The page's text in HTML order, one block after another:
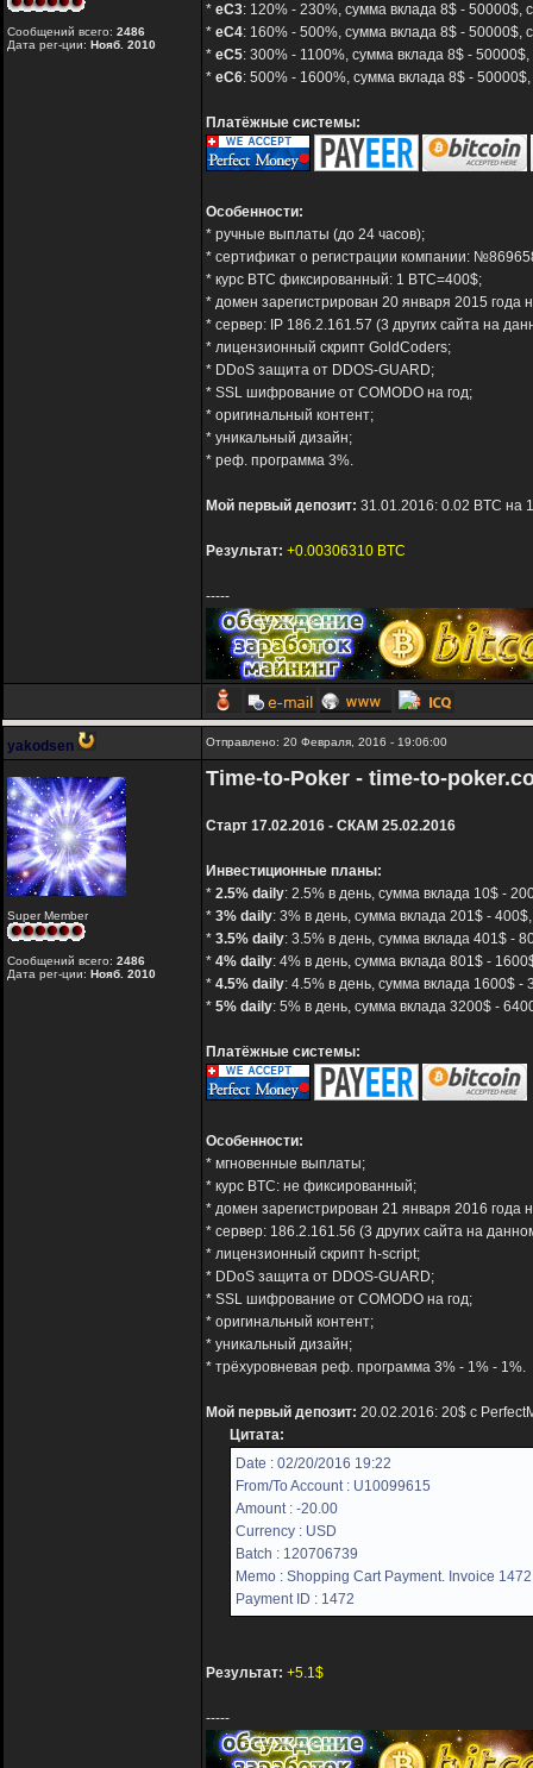
Сообщений всего: 2486
Дата рег-ции: Нояб. 2010
* eC3: 120% - 230%, сумма вклада 8$ - 50000$,
* eC4: 160% - 500%, сумма вклада 8$ - 50000$,
* eC5: 300% - 1100%, сумма вклада 8$ -
* eC6: 500% - 1600%, сумма вклада 8$ -
Платёжные системы:
Особенности:
* ручные выплаты (до 24 часов);
* сертификат о регистрации компании:
* курс BTC фиксированный: 1 BTC=400$;
* домен зарегистрирован 20 января 2015 года
* сервер: IP 186.2.161.57 (3 других сайта на
* лицензионный скрипт GoldCoders;
* DDoS защита от DDOS-GUARD;
* SSL шифрование от COMODO на год;
* оригинальный контент;
* уникальный дизайн;
* реф. программа 3%.
Мой первый депозит: 31.01.2016: 0.02 BTC на
Результат: +0.00306310 BTC
-----
yakodsen Отправлено: 20 Февраля, 2016 - 19:06:00
Super Member
Сообщений всего: 2486
Дата рег-ции: Нояб. 2010
Time-to-Poker - time-to-
Старт 17.02.2016 - СКАМ 25.02.2016
Инвестиционные планы:
* 2.5% daily: 2.5% в день, сумма вклада 10$ -
* 3% daily: 3% в день, сумма вклада 201$ -
* 3.5% daily: 3.5% в день, сумма вклада 401$ -
* 4% daily: 4% в день, сумма вклада 801$ -
* 4.5% daily: 4.5% в день, сумма вклада 1600$ -
* 5% daily: 5% в день, сумма вклада 3200$ -
Платёжные системы:
Особенности:
* мгновенные выплаты;
* курс BTC: не фиксированный;
* домен зарегистрирован 21 января 2016 года
* сервер: 186.2.161.56 (3 других сайта на
* лицензионный скрипт h-script;
* DDoS защита от DDOS-GUARD;
* SSL шифрование от COMODO на год;
* оригинальный контент;
* уникальный дизайн;
* трёхуровневая реф. программа 3% - 1% - 1%.
Мой первый депозит: 20.02.2016: 20$ с
Цитата:
Date : 02/20/2016 19:22
From/To Account : U10099615
Amount : -20.00
Currency : USD
Batch : 120706739
Memo : Shopping Cart Payment. Invoice
Payment ID : 1472
Результат: +5.1$
-----